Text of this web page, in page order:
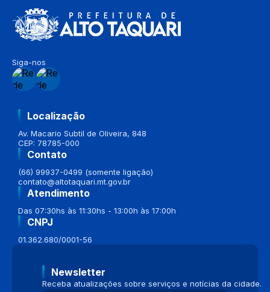
Siga-nos
Localização
Av. Macario Subtil de Oliveira, 848
CEP: 78785-000
Contato
(66) 99937-0499 (somente ligação)
contato@altotaquari.mt.gov.br
Atendimento
Das 07:30hs às 11:30hs - 13:00h às 17:00h
CNPJ
01.362.680/0001-56
Newsletter
Receba atualizações sobre serviços e notícias da cidade.